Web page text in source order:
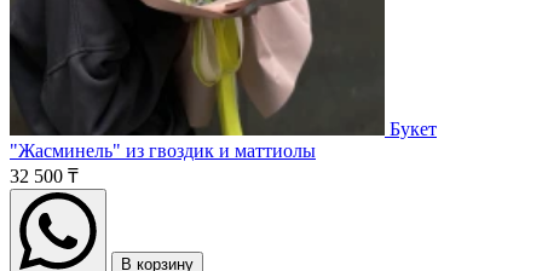
Букет
"Жасминель" из гвоздик и маттиолы
32 500 ₸
В корзину